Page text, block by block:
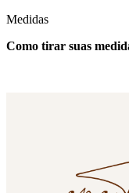
Medidas
Como tirar suas